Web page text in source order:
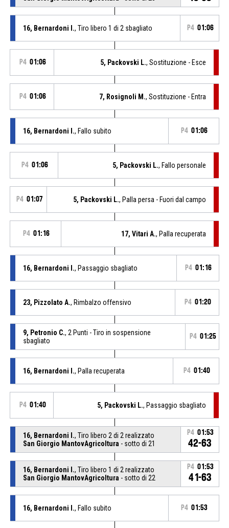
16, Bernardoni I., Tiro libero 1 di 2 sbagliato P4 01:06
P4 01:06 5, Packovski L., Sostituzione - Esce
P4 01:06 7, Rosignoli M., Sostituzione - Entra
16, Bernardoni I., Fallo subito P4 01:06
P4 01:06 5, Packovski L., Fallo personale
P4 01:07 5, Packovski L., Palla persa - Fuori dal campo
P4 01:16 17, Vitari A., Palla recuperata
16, Bernardoni I., Passaggio sbagliato P4 01:16
23, Pizzolato A., Rimbalzo offensivo P4 01:20
9, Petronio C., 2 Punti - Tiro in sospensione
sbagliato
P4 01:25
16, Bernardoni I., Palla recuperata P4 01:40
P4 01:40 5, Packovski L., Passaggio sbagliato
16, Bernardoni I., Tiro libero 2 di 2 realizzato
San Giorgio MantovAgricoltura - sotto di 21
P4 01:53
42-63
16, Bernardoni I., Tiro libero 1 di 2 realizzato
San Giorgio MantovAgricoltura - sotto di 22
P4 01:53
41-63
16, Bernardoni I., Fallo subito P4 01:53